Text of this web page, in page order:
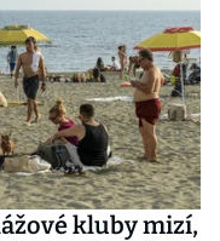
kluby mizí,